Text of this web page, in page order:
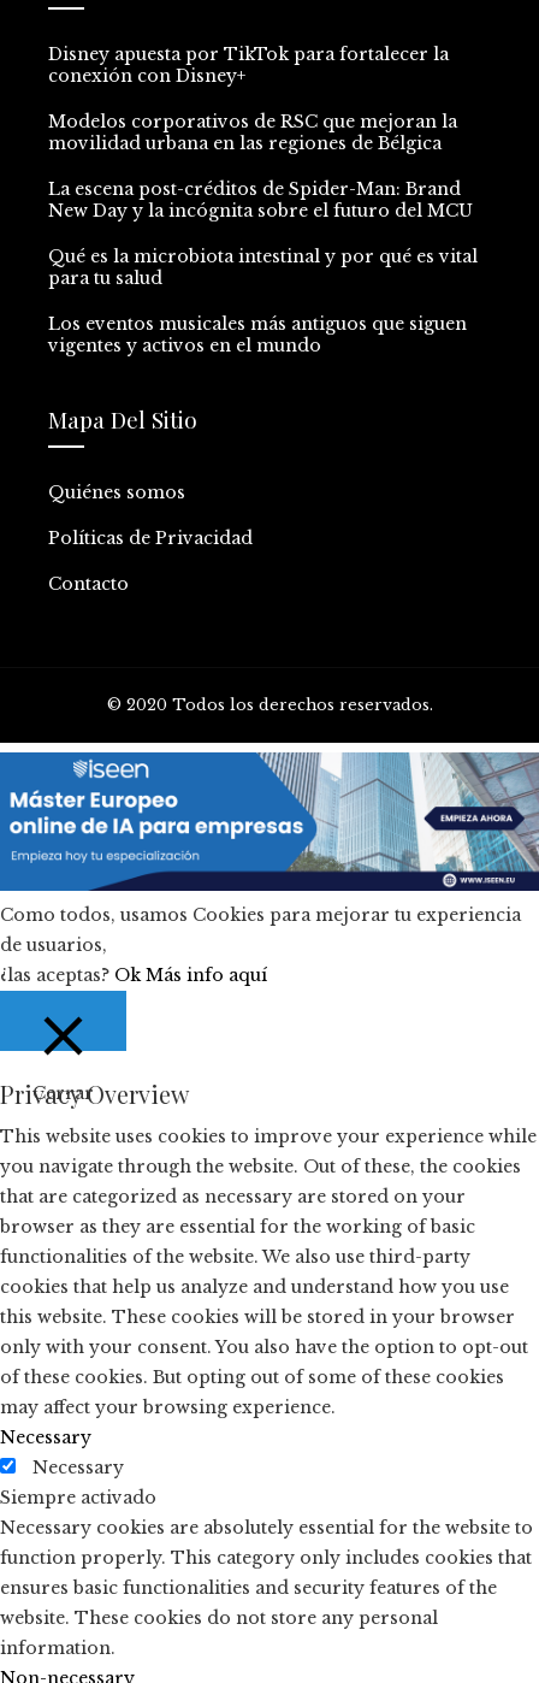
Disney apuesta por TikTok para fortalecer la
conexión con Disney+
Modelos corporativos de RSC que mejoran la
movilidad urbana en las regiones de Bélgica
La escena post-créditos de Spider-Man: Brand
New Day y la incógnita sobre el futuro del MCU
Qué es la microbiota intestinal y por qué es vital
para tu salud
Los eventos musicales más antiguos que siguen
vigentes y activos en el mundo
Mapa Del Sitio
Quiénes somos
Políticas de Privacidad
Contacto
© 2020 Todos los derechos reservados.
Como todos, usamos Cookies para mejorar tu experiencia
de usuarios,
¿las aceptas? Ok Más info aquí
Cerrar
Privacy Overview
This website uses cookies to improve your experience while
you navigate through the website. Out of these, the cookies
that are categorized as necessary are stored on your
browser as they are essential for the working of basic
functionalities of the website. We also use third-party
cookies that help us analyze and understand how you use
this website. These cookies will be stored in your browser
only with your consent. You also have the option to opt-out
of these cookies. But opting out of some of these cookies
may affect your browsing experience.
Necessary
Necessary
Siempre activado
Necessary cookies are absolutely essential for the website to
function properly. This category only includes cookies that
ensures basic functionalities and security features of the
website. These cookies do not store any personal
information.
Non-necessary